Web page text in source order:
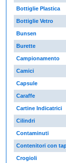
Bottiglie Plastica
Bottiglie Vetro
Bunsen
Burette
Campionamento
Camici
Capsule
Caraffe
Cartine Indicatrici
Cilindri
Contaminuti
Contenitori con
Crogioli